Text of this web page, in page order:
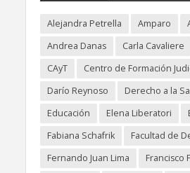
Alejandra Petrella Amparo
Andrea Danas
Carla Cavaliere
CAyT
Centro de Formación
Darío Reynoso
Derecho a la
Educación
Elena Liberatori
Fabiana Schafrik
Facultad de
Fernando Juan Lima
Francisco